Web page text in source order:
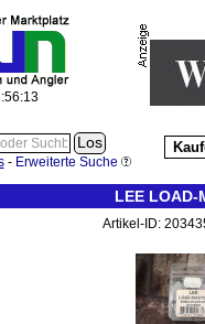
- Erweiterte Suche
LEE LOAD-
Artikel-ID: